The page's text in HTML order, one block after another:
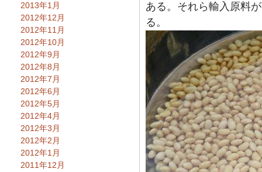
ある。それら輸入原料
る。
2013年1月
2012年12月
2012年11月
2012年10月
2012年9月
2012年8月
2012年7月
2012年6月
2012年5月
2012年4月
2012年3月
2012年2月
2012年1月
2011年12月